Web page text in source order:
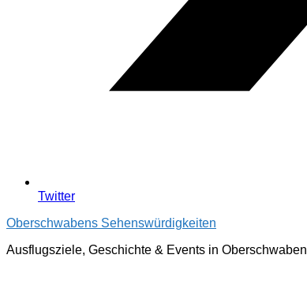
Twitter
Oberschwabens Sehenswürdigkeiten
Ausflugsziele, Geschichte & Events in Oberschwaben